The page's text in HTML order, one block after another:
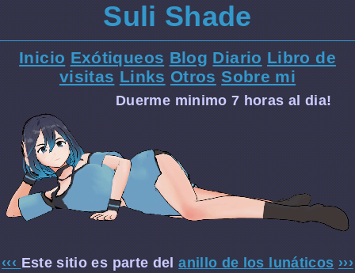
Suli Shade
Inicio Exótiqueos Blog Diario Libro de
visitas Links Otros Sobre mi
Duerme minimo 7 horas al dia!
‹‹‹Este sitio es parte delanillo de los lunáticos ›››